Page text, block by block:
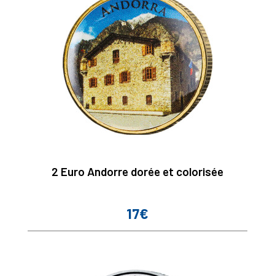
2 Euro Andorre dorée et colorisée
Prix
17€